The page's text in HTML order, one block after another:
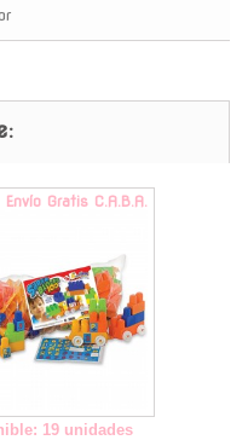
Envío Gratis C.A.B.A.
19 unidades